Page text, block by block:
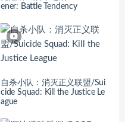
ener: Battle Tendency
自杀小队：消灭正义联盟/Sui
cide Squad: Kill the Justice Le
ague